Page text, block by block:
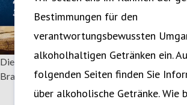
Bestimmungen für den
verantwortungsbewussten
alkoholhaltigen Getränken ein.
folgenden Seiten finden Sie
über alkoholische Getränke. Wie
Die Karlsberg Brauerei lädt am 27. April
Braunacht ein. Foto: Karlsberg